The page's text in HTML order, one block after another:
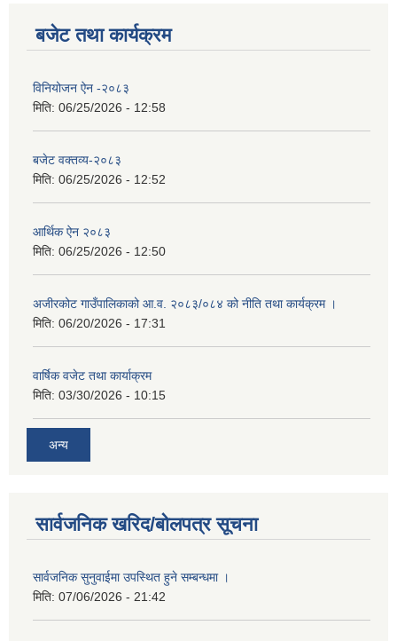
बजेट तथा कार्यक्रम
विनियोजन ऐन -२०८३
मिति: 06/25/2026 - 12:58
बजेट वक्तव्य-२०८३
मिति: 06/25/2026 - 12:52
आर्थिक ऐन २०८३
मिति: 06/25/2026 - 12:50
अजीरकोट गाउँपालिकाको आ.व. २०८३/०८४ को नीति तथा कार्यक्रम ।
मिति: 06/20/2026 - 17:31
वार्षिक वजेट तथा कार्याक्रम
मिति: 03/30/2026 - 10:15
अन्य
सार्वजनिक खरिद/बोलपत्र सूचना
सार्वजनिक सुनुवाईमा उपस्थित हुने सम्बन्धमा ।
मिति: 07/06/2026 - 21:42